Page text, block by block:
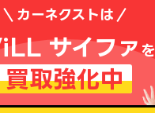
カーネクストは
サイファを
買取強化中